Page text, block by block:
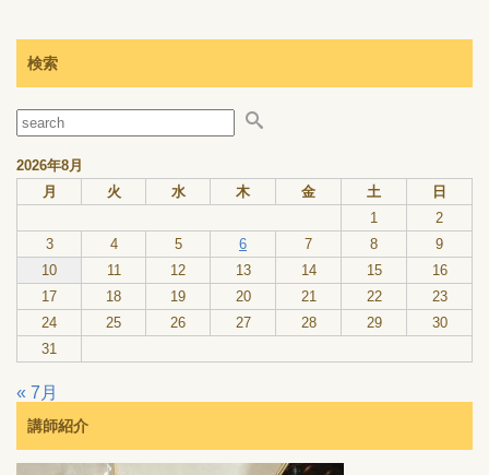
検索
2026年8月
月
火 水 木 金 土
日
1
2
3
4 5 6 7 8
9
10
11 12 13 14 15
16
17
18 19 20 21 22
23
24
25 26 27 28 29
30
31
« 7月
講師紹介